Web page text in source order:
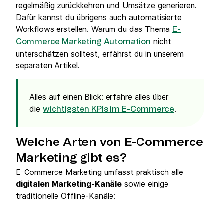
regelmäßig zurückkehren und Umsätze generieren.
Dafür kannst du übrigens auch automatisierte
Workflows erstellen. Warum du das Thema E-
Commerce Marketing Automation nicht
unterschätzen solltest, erfährst du in unserem
separaten Artikel.
Alles auf einen Blick: erfahre alles über
die wichtigsten KPIs im E-Commerce.
Welche Arten von E-Commerce
Marketing gibt es?
E-Commerce Marketing umfasst praktisch alle
digitalen Marketing-Kanäle sowie einige
traditionelle Offline-Kanäle: